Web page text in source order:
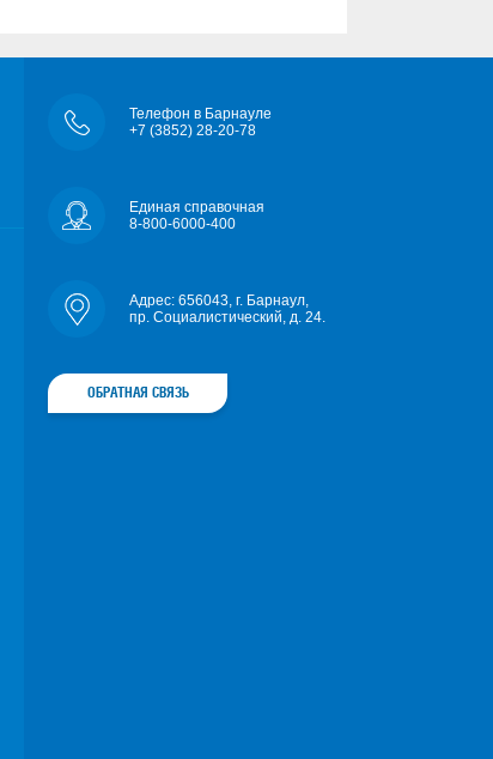
Телефон в Барнауле
+7 (3852) 28-20-78
Единая справочная
8-800-6000-400
Адрес: 656043, г. Барнаул,
пр. Социалистический, д. 24.
ОБРАТНАЯ СВЯЗЬ